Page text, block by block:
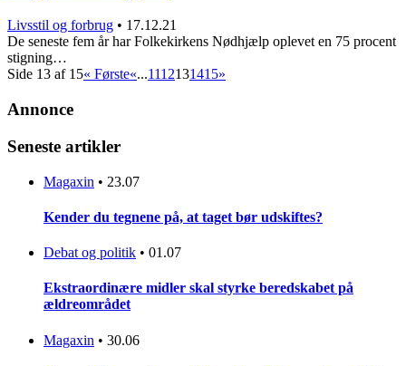
Livsstil og forbrug • 17.12.21
De seneste fem år har Folkekirkens Nødhjælp oplevet en 75 procent
stigning…
Side 13 af 15« Første«...1112131415»
Annonce
Seneste artikler
Magaxin • 23.07
Kender du tegnene på, at taget bør udskiftes?
Debat og politik • 01.07
Ekstraordinære midler skal styrke beredskabet på
ældreområdet
Magaxin • 30.06